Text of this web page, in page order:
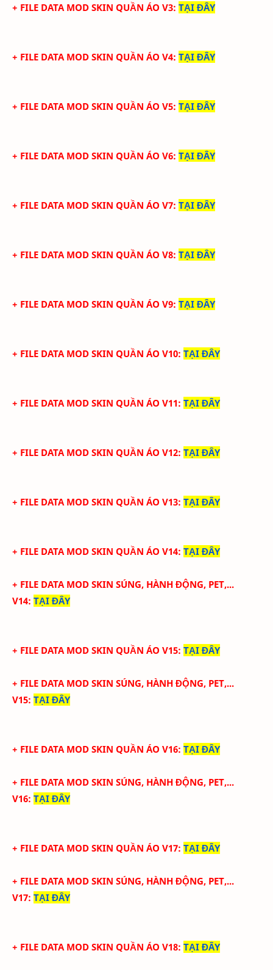
+ FILE DATA MOD SKIN QUẦN ÁO V3: TẠI ĐÂY
+ FILE DATA MOD SKIN QUẦN ÁO V4: TẠI ĐÂY
+ FILE DATA MOD SKIN QUẦN ÁO V5: TẠI ĐÂY
+ FILE DATA MOD SKIN QUẦN ÁO V6: TẠI ĐÂY
+ FILE DATA MOD SKIN QUẦN ÁO V7: TẠI ĐÂY
+ FILE DATA MOD SKIN QUẦN ÁO V8: TẠI ĐÂY
+ FILE DATA MOD SKIN QUẦN ÁO V9: TẠI ĐÂY
+ FILE DATA MOD SKIN QUẦN ÁO V10: TẠI ĐÂY
+ FILE DATA MOD SKIN QUẦN ÁO V11: TẠI ĐÂY
+ FILE DATA MOD SKIN QUẦN ÁO V12: TẠI ĐÂY
+ FILE DATA MOD SKIN QUẦN ÁO V13: TẠI ĐÂY
+ FILE DATA MOD SKIN QUẦN ÁO V14: TẠI ĐÂY
+ FILE DATA MOD SKIN SÚNG, HÀNH ĐỘNG, PET,...
V14: TẠI ĐÂY
+ FILE DATA MOD SKIN QUẦN ÁO V15: TẠI ĐÂY
+ FILE DATA MOD SKIN SÚNG, HÀNH ĐỘNG, PET,...
V15: TẠI ĐÂY
+ FILE DATA MOD SKIN QUẦN ÁO V16: TẠI ĐÂY
+ FILE DATA MOD SKIN SÚNG, HÀNH ĐỘNG, PET,...
V16: TẠI ĐÂY
+ FILE DATA MOD SKIN QUẦN ÁO V17: TẠI ĐÂY
+ FILE DATA MOD SKIN SÚNG, HÀNH ĐỘNG, PET,...
V17: TẠI ĐÂY
+ FILE DATA MOD SKIN QUẦN ÁO V18: TẠI ĐÂY